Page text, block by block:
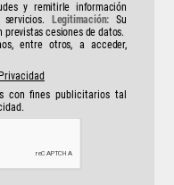
y remitirle información
Legitimación: Su
previstas cesiones de datos.
entre otros, a acceder,
con fines publicitarios tal